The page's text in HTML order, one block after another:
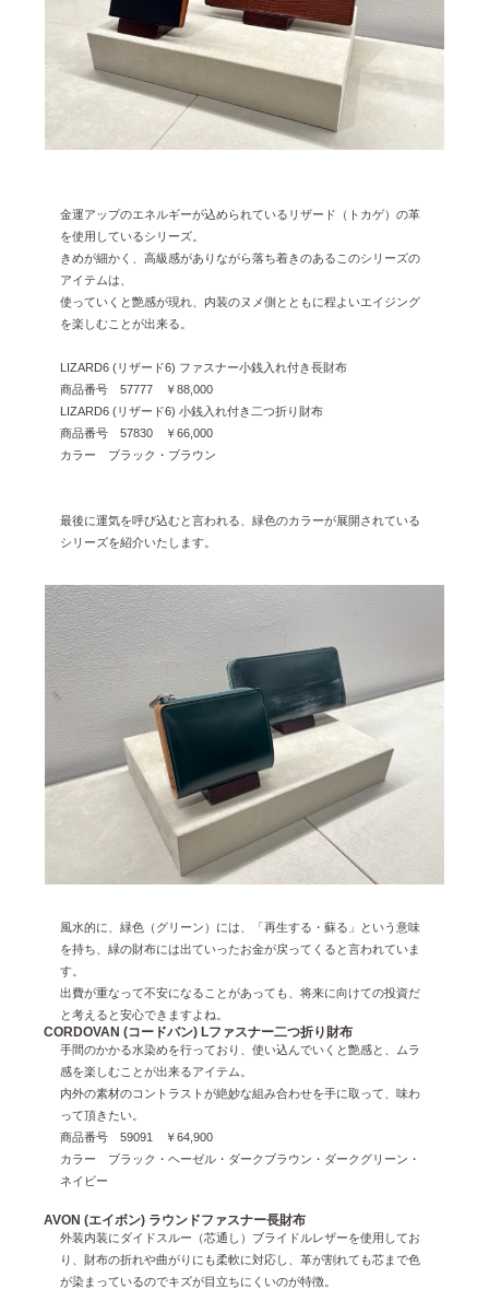
2023年5月 [4]
2023年2月 [4]
2019年10月 [1]
2019年3月 [1]
2018年5月 [1]
金運アップのエネルギーが込められているリザード（トカゲ）の革
を使用しているシリーズ。
きめが細かく、高級感がありながら落ち着きのあるこのシリーズの
アイテムは、
使っていくと艶感が現れ、内装のヌメ側とともに程よいエイジング
を楽しむことが出来る。
LIZARD6 (リザード6) ファスナー小銭入れ付き長財布
商品番号 57777 ￥88,000
LIZARD6 (リザード6) 小銭入れ付き二つ折り財布
商品番号 57830 ￥66,000
カラー ブラック・ブラウン
最後に運気を呼び込むと言われる、緑色のカラーが展開されている
シリーズを紹介いたします。
風水的に、緑色（グリーン）には、「再生する・蘇る 」という意味
を持ち、緑の財布には出ていったお金が戻ってくる と言われていま
す。
出費が重なって不安になることがあっても、 将来に向けての投資だ
と考えると安心できますよね。
CORDOVAN (コードバン) Lファスナー二つ折り財布
手間のかかる水染めを行っており、使い込んでいくと艶感と、ムラ
感を楽しむことが出来るアイテム。
内外の素材のコントラストが絶妙な組み合わせを手に取って、味わ
って頂きたい。
商品番号 59091 ￥64,900
カラー ブラック・ヘーゼル・ダークブラウン・ダークグリーン・
ネイビー
AVON (エイボン) ラウンドファスナー長財布
外装内装にダイドスルー（芯通し）ブライドルレザーを使用してお
り、財布の折れや曲がりにも柔軟に対応し、革が割れても芯まで色
が染まっているのでキズが目立ちにくいのが特徴。